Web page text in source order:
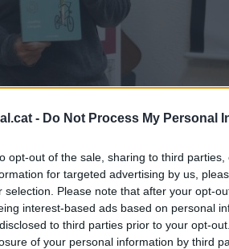
- Do Not Process My Personal
opt-out of the sale, sharing to third
for targeted advertising by us,
selection. Please note that after your opt-
interest-based ads based on personal
to third parties prior to your opt-
of your personal information by third
Gorina - R.G.
verdura"
el seu llibre 'Slow fast Food. Alimentar el